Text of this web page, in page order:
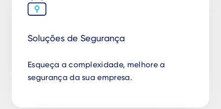
Soluções de Segurança
Esqueça a complexidade, melhore a
segurança da sua empresa.